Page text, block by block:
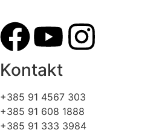
Kontakt
+385 91 4567 303
+385 91 608 1888
+385 91 333 3984